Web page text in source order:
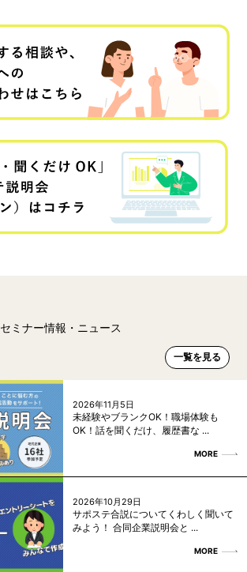
セミナー情報・ニュース
一覧を見る
2026年11月5日
未経験やブランクOK！職場体験も
OK！話を聞くだけ、履歴書な ...
MORE
2026年10月29日
サポステ合説についてくわしく聞いて
みよう！ 合同企業説明会と ...
MORE